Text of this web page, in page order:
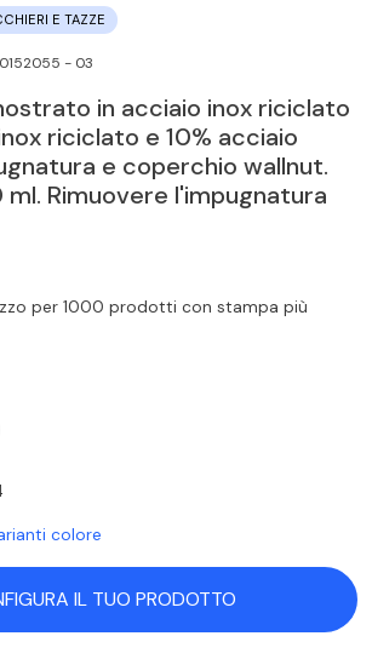
E TAZZE
- 03
in acciaio inox riciclato
riciclato e 10% acciaio
e coperchio wallnut.
Rimuovere l'impugnatura
per 1000 prodotti con stampa più
colore
IL TUO PRODOTTO